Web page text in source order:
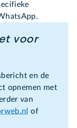
voor
en de
opnemen met
van
of